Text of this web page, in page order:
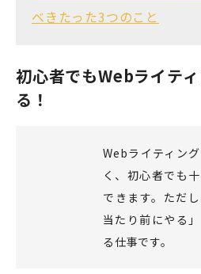
べきたった3つのこと
初心者でもWebライテ
る！
Webライティン
く、初心者でも
できます。ただ
当たり前にやる
る仕事です。